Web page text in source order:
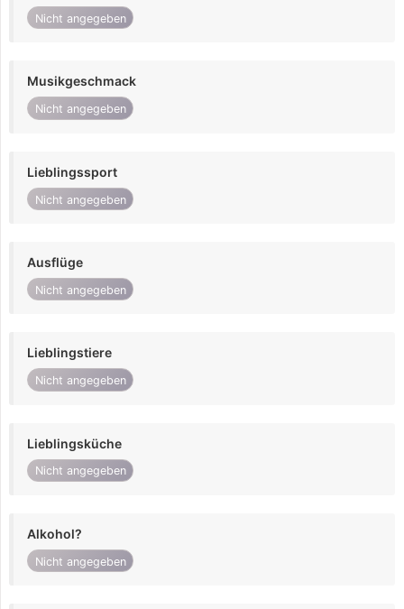
Nicht angegeben
Musikgeschmack
Nicht angegeben
Lieblingssport
Nicht angegeben
Ausflüge
Nicht angegeben
Lieblingstiere
Nicht angegeben
Lieblingsküche
Nicht angegeben
Alkohol?
Nicht angegeben